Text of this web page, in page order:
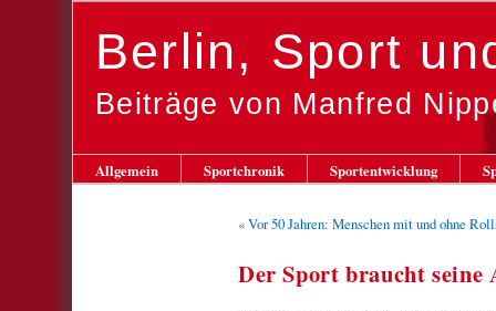
Berlin, Sport
Beiträge von Manfred
Allgemein Sportchronik Sportentwicklung
«Vor 50 Jahren: Menschen mit und ohne
Der Sport braucht seine